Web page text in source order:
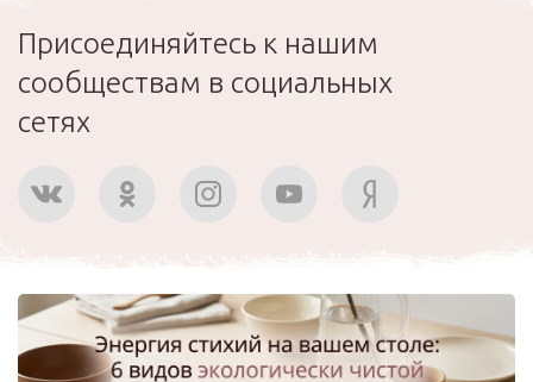
Присоединяйтесь к нашим
сообществам в социальных
сетях